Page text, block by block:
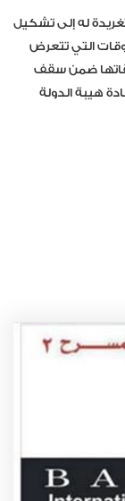
له إلى تشكيل
التي تتعرض
ضمن سقف
هيبة الدولة